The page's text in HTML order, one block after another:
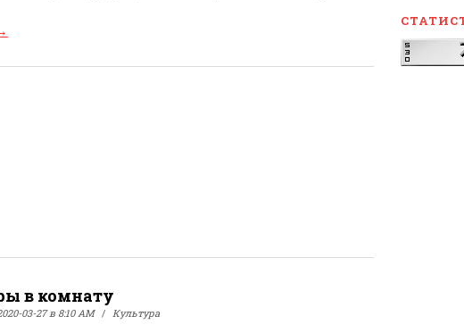
в комнату
03-27 в 8:10 AM Культура